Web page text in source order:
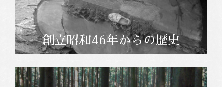
創立昭和46年からの歴史